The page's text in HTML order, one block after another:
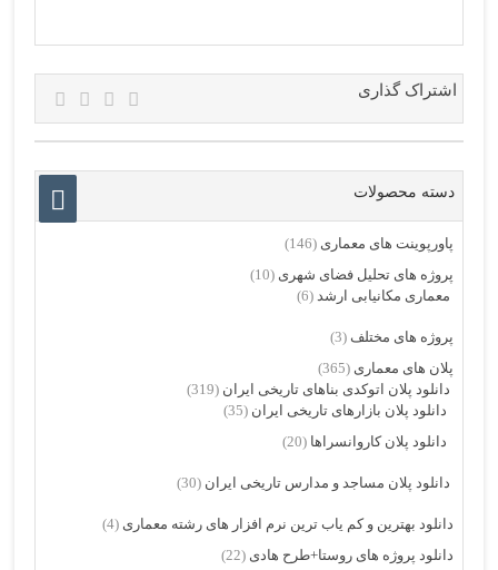
اشتراک گذاری
دسته محصولات
پاورپوینت های معماری (146)
پروژه های تحلیل فضای شهری (10)
معماری مکانیابی ارشد (6)
پروژه های مختلف (3)
پلان های معماری (365)
دانلود پلان اتوکدی بناهای تاریخی ایران (319)
دانلود پلان بازارهای تاریخی ایران (35)
دانلود پلان کاروانسراها (20)
دانلود پلان مساجد و مدارس تاریخی ایران (30)
دانلود بهترین و کم یاب ترین نرم افزار های رشته معماری (4)
دانلود پروژه های روستا+طرح هادی (22)